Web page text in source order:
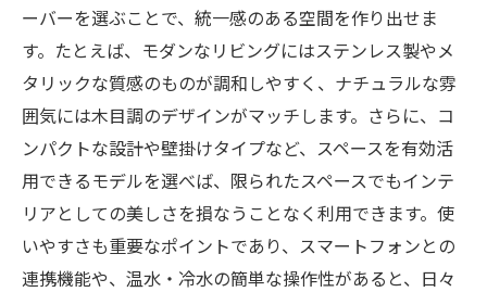
ーバーを選ぶことで、統一感のある空間を作り出せま
す。たとえば、モダンなリビングにはステンレス製やメ
タリックな質感のものが調和しやすく、ナチュラルな雰
囲気には木目調のデザインがマッチします。さらに、コ
ンパクトな設計や壁掛けタイプなど、スペースを有効活
用できるモデルを選べば、限られたスペースでもインテ
リアとしての美しさを損なうことなく利用できます。使
いやすさも重要なポイントであり、スマートフォンとの
連携機能や、温水・冷水の簡単な操作性があると、日々